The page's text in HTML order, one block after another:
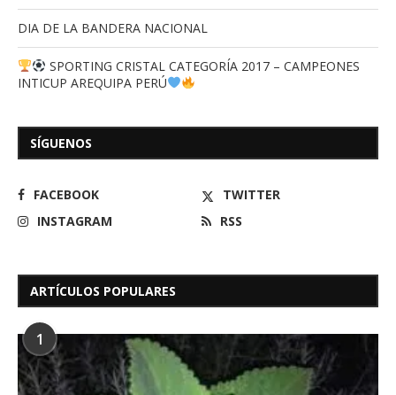
DIA DE LA BANDERA NACIONAL
SPORTING CRISTAL CATEGORÍA 2017 – CAMPEONES
INTICUP AREQUIPA PERÚ
SÍGUENOS
FACEBOOK
TWITTER
INSTAGRAM
RSS
ARTÍCULOS POPULARES
1